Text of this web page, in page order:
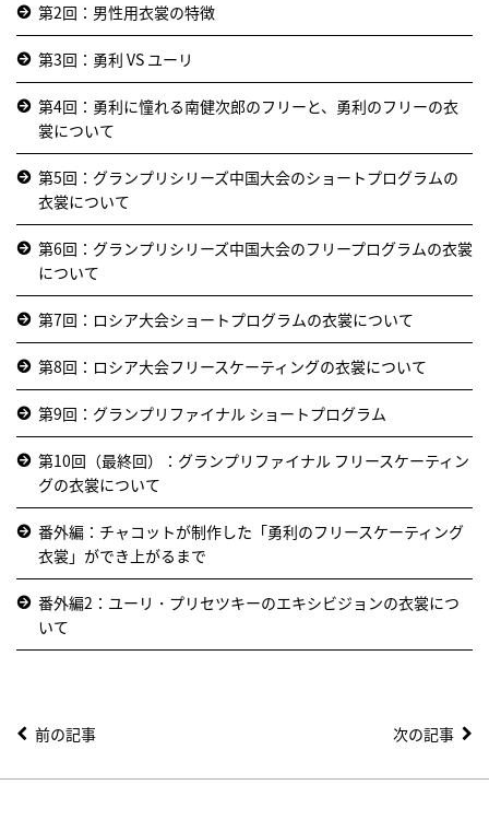
第2回：男性用衣裳の特徴
第3回：勇利 VS ユーリ
第4回：勇利に憧れる南健次郎のフリーと、勇利のフリーの衣
裳について
第5回：グランプリシリーズ中国大会のショートプログラムの
衣裳について
第6回：グランプリシリーズ中国大会のフリープログラムの衣裳
について
第7回：ロシア大会ショートプログラムの衣裳について
第8回：ロシア大会フリースケーティングの衣裳について
第9回：グランプリファイナル ショートプログラム
第10回（最終回）：グランプリファイナル フリースケーティン
グの衣裳について
番外編：チャコットが制作した「勇利のフリースケーティング
衣裳」ができ上がるまで
番外編2：ユーリ・プリセツキーのエキシビジョンの衣裳につ
いて
前の記事 次の記事